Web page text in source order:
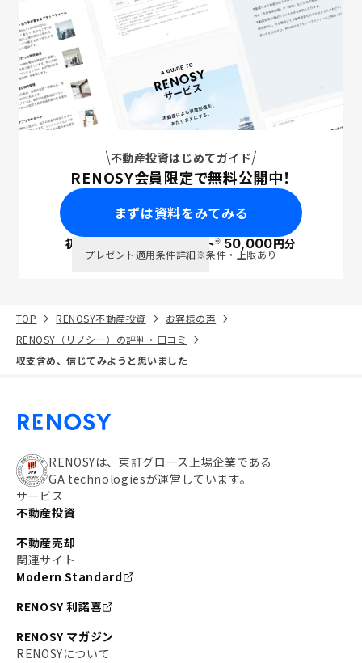
不動産投資はじめてガイド
RENOSY会員限定で無料公開中！
まずは資料をみてみる
初回面談で ポイント※50,000円分
プレゼント適用条件詳細※条件・上限あり
TOP RENOSY不動産投資
お客様の声
RENOSY（リノシー）の評判・口コミ
収支含め、信じてみようと思いました
RENOSYは、東証グロース上場企業である
GA technologiesが運営しています。
サービス
不動産投資
不動産売却
関連サイト
Modern Standard
RENOSY 利諾喜
RENOSY マガジン
RENOSYについて